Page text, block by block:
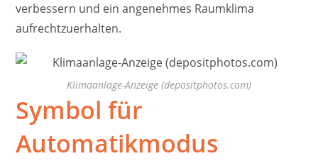
verbessern und ein angenehmes Raumklima
aufrechtzuerhalten.
Klimaanlage-Anzeige (depositphotos.com)
Symbol für
Automatikmodus